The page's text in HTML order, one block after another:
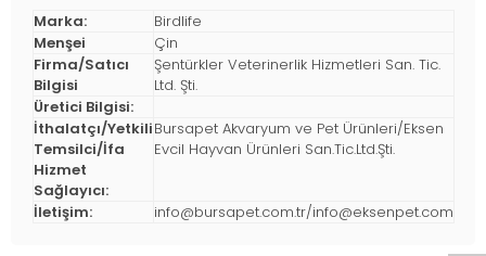
Marka:
Birdlife
Menşei
Çin
Firma/Satıcı
Bilgisi
Şentürkler Veterinerlik Hizmetleri San. Tic.
Ltd. Şti.
Üretici Bilgisi:
İthalatçı/Yetkili
Temsilci/İfa
Hizmet
Sağlayıcı:
Bursapet Akvaryum ve Pet Ürünleri/Eksen
Evcil Hayvan Ürünleri San.Tic.Ltd.Şti.
İletişim: info@bursapet.com.tr/info@eksenpet.com